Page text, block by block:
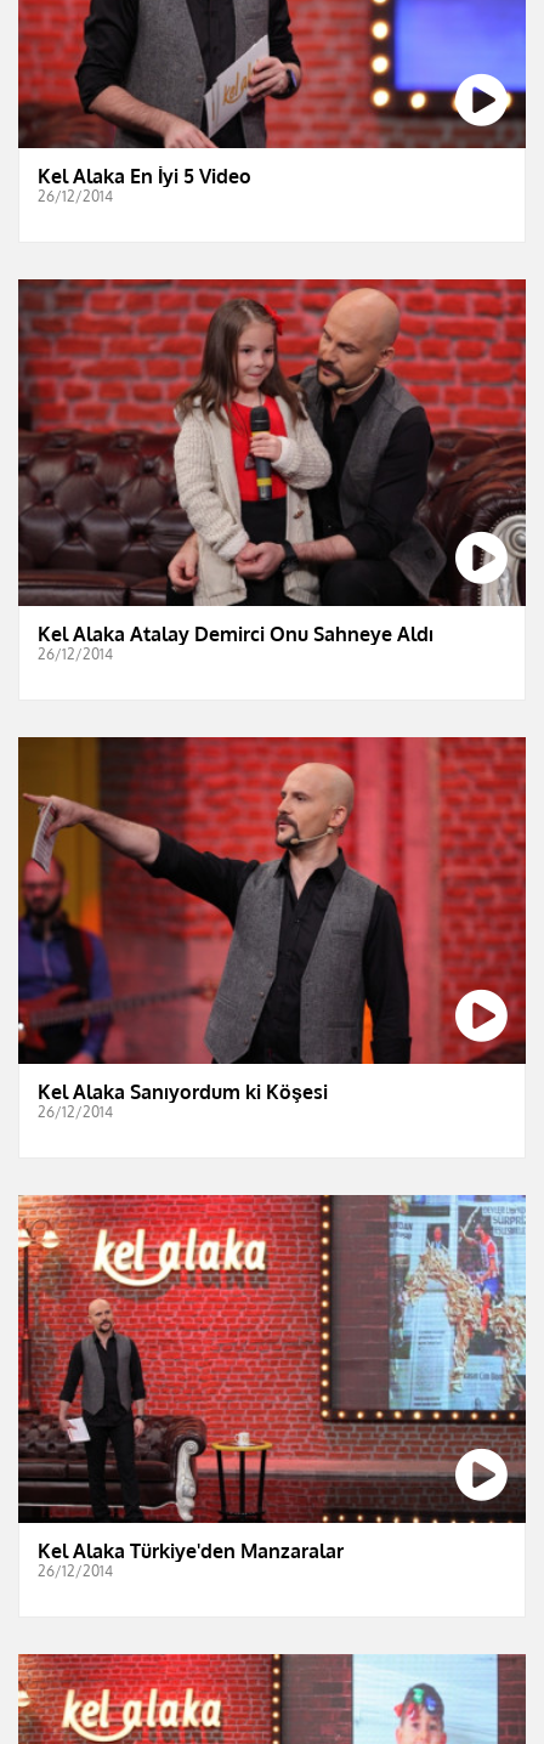
Kel Alaka En İyi 5 Video
26/12/2014
Kel Alaka Atalay Demirci Onu Sahneye Aldı
26/12/2014
Kel Alaka Sanıyordum ki Köşesi
26/12/2014
Kel Alaka Türkiye'den Manzaralar
26/12/2014